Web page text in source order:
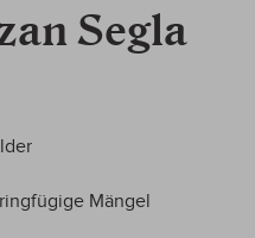
Segla
Mängel